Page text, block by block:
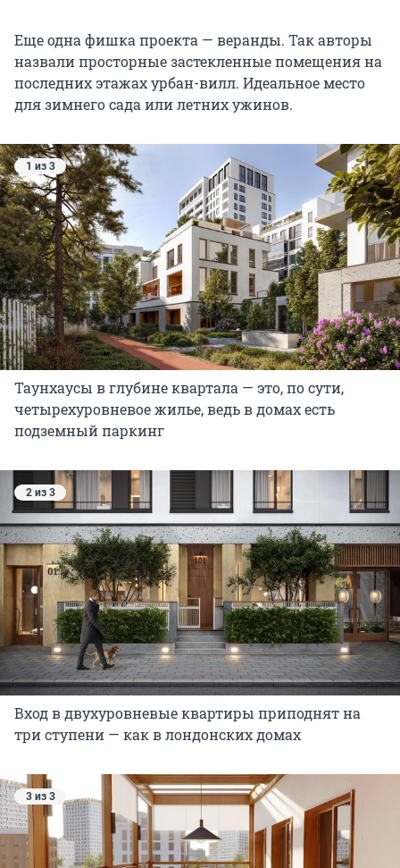
Еще одна фишка проекта — веранды. Так авторы
назвали просторные застекленные помещения на
последних этажах урбан-вилл. Идеальное место
для зимнего сада или летних ужинов.
1 из 3
Таунхаусы в глубине квартала — это, по сути,
четырехуровневое жилье, ведь в домах есть
подземный паркинг
2 из 3
Вход в двухуровневые квартиры приподнят на
три ступени — как в лондонских домах
3 из 3